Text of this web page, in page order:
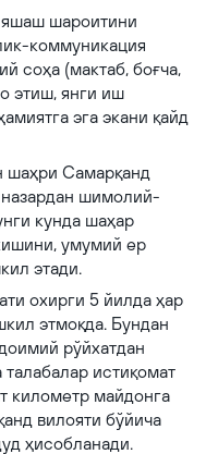
шароитини
коммуникация
соҳа (мактаб, боғча,
этиш, янги иш
эга экани қайд
шаҳри Самарқанд
назардан шимолий-
кунда шаҳар
умумий ер
этади.
охирги 5 йилда ҳар
этмоқда. Бундан
рўйхатдан
истиқомат
километр майдонга
вилояти бўйича
ҳисобланади.